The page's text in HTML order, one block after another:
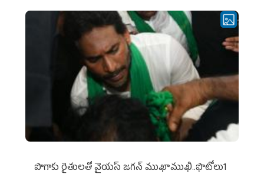
పొగాకు రైతుల‌తో వైయ‌స్ జ‌గ‌న్ ముఖాముఖి..ఫొటోలు1